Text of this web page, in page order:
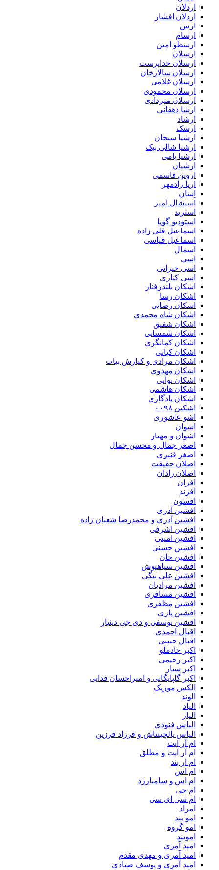
اردلان
اردلان افشار
ارس
ارسام
ارسطو امین
ارسلان
ارسلان خداپرست
ارسلان سالارخان
ارسلان غلامی
ارسلان محمودی
ارسلان میردادی
ارشا دهقانی
ارشاد
ارشک
ارشیا سبحان
ارشیا شالی بیک
ارشیا یامی
ارشیان
اروین قاسمی
اریا رادمهر
اِسان
اسپشال امیر
استرید
استودیو گویا
اسماعیل قلی زاده
اسماعیل قیاسی
اسمال
اسی
اسی خیراتی
اسی کناری
اشکان بلندرفتار
اشکان رسا
اشکان رضایی
اشکان شاه محمدی
اشکان شفیق
اشکان شمسایی
اشکان‌ کمانگری
اشکان کیانی
اشکان مرادی و کیارش بیات
اشکان مهدوی
اشکان نوایی
اشکان هاشمی
اشکان یادگاری
اشکین ۰۰۹۸
اشو عاشوری
اشوان
اشوان و مهیار
اصغر جمال و محسن جمال
اصغر قنبری
اصلان حقیقت
اصلان رادان
افران
اَفرند
افسون
افشین آذری
افشین آذری و محمدرضا شعبان زاده
افشین اشرفی
افشین امینی
افشین حسنی
افشین خان
افشین سیاهپوش
افشین علی بیگی
افشین مرادیان
افشین مسافری
افشین مظفری
افشین یاری
افشین یوسفی و دی جی دینیار
اقبال احمدی
اقبال حبیبی
اکبر خادملو
اکبر رحیمی
اکبر سیار
اکبر گلپایگانی و امیراحسان فدایی
الکس موزیک
الوند
الیاد
الیاز
الیاس فنودی
الیاس یالچینتاش و فرزاد فرزین
ام آر ایت
ام آر ایت و مطلق
ام‌ ار بند
ام اس
ام اس و سامیارزد
ام جی
ام سی ای سی
امراد
امو بند
امو گروه
اموبند
امید آمری
امید آمری و مهدی مقدم
امید آمری و یوسف صیادی